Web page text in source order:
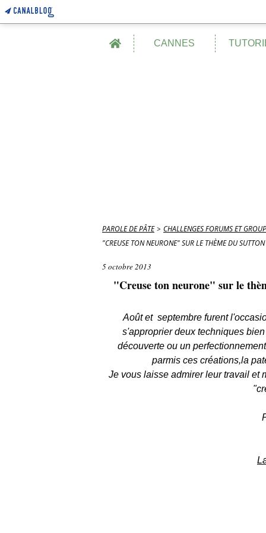
Home CANNES
PAROLE DE PÂTE > CHALLENGES FORUMS ET
"CREUSE TON NEURONE" SUR LE THÈME DU SUTTON
5 octobre 2013
"Creuse ton neurone" sur le
Août et septembre furent
s'approprier deux techniques
découverte ou un
parmis ces créations,la
Je vous laisse admirer leur travail et